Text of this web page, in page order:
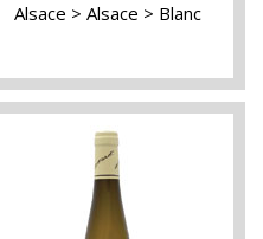
Alsace Alsace Blanc